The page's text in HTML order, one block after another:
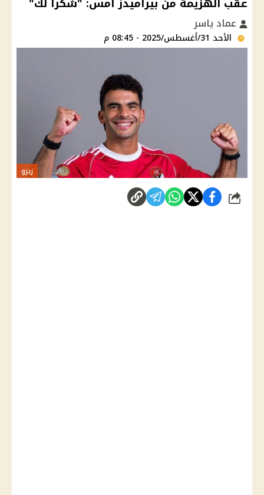
عماد ياسر
الأحد 31/أغسطس/2025 - 08:45 م
زيزو
شارك